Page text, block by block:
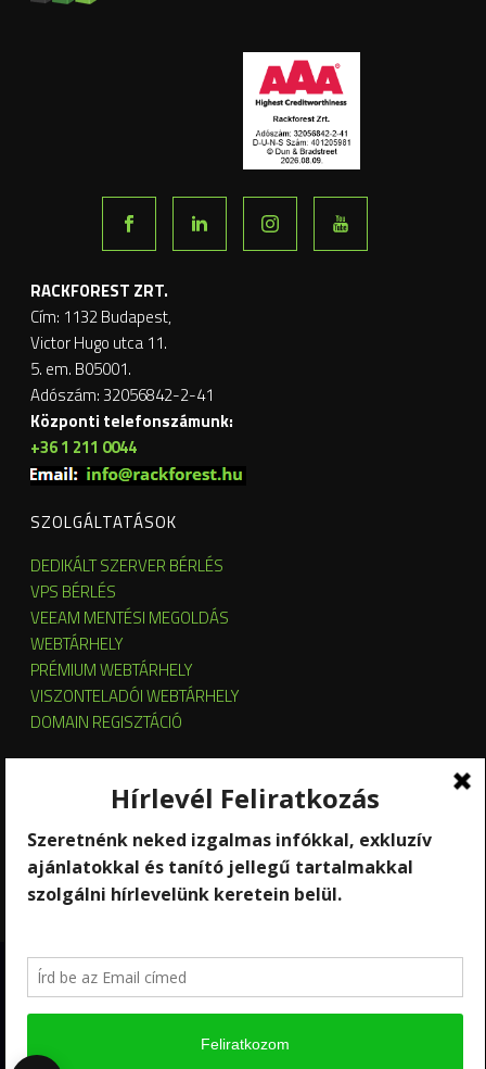
RACKFOREST ZRT.
Cím: 1132 Budapest,
Victor Hugo utca 11.
5. em. B05001.
Adószám: 32056842-2-41
Központi telefonszámunk:
+36 1 211 0044
SZOLGÁLTATÁSOK
DEDIKÁLT SZERVER BÉRLÉS
VPS BÉRLÉS
VEEAM MENTÉSI MEGOLDÁS
WEBTÁRHELY
PRÉMIUM WEBTÁRHELY
VISZONTELADÓI WEBTÁRHELY
DOMAIN REGISZTÁCIÓ
SZERVER ÜZEMELTETÉS
SZOFTVERBÉRLÉS
STREAMING
Copyright 2026 © RackForest
Szolgáltatások
Kapcsolat